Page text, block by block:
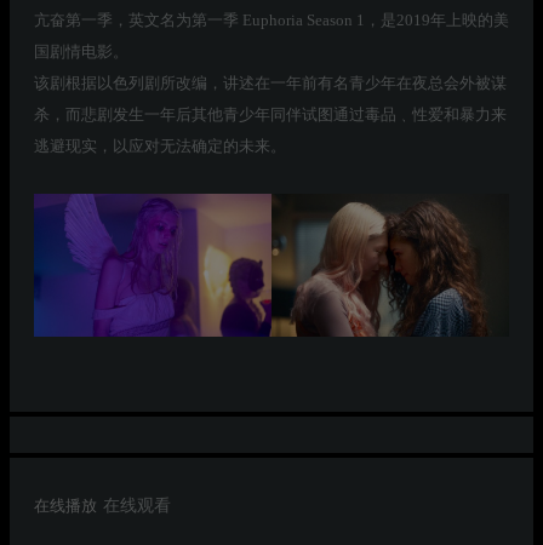
亢奋第一季，英文名为第一季 Euphoria Season 1，是2019年上映的美
国剧情电影。
该剧根据以色列剧所改编，讲述在一年前有名青少年在夜总会外被谋
杀，而悲剧发生一年后其他青少年同伴试图通过毒品﹑性爱和暴力来
逃避现实，以应对无法确定的未来。
在线播放 在线观看